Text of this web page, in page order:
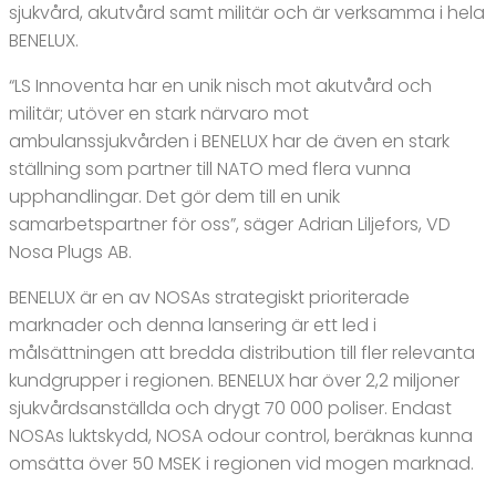
sjukvård, akutvård samt militär och är verksamma i hela
BENELUX.
“LS Innoventa har en unik nisch mot akutvård och
militär; utöver en stark närvaro mot
ambulanssjukvården i BENELUX har de även en stark
ställning som partner till NATO med flera vunna
upphandlingar. Det gör dem till en unik
samarbetspartner för oss”, säger Adrian Liljefors, VD
Nosa Plugs AB.
BENELUX är en av NOSAs strategiskt prioriterade
marknader och denna lansering är ett led i
målsättningen att bredda distribution till fler relevanta
kundgrupper i regionen. BENELUX har över 2,2 miljoner
sjukvårdsanställda och drygt 70 000 poliser. Endast
NOSAs luktskydd, NOSA odour control, beräknas kunna
omsätta över 50 MSEK i regionen vid mogen marknad.